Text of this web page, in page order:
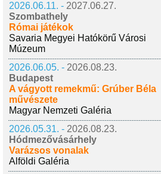
2026.06.11. - 2027.06.27.
Szombathely
Római játékok
Savaria Megyei Hatókörű Városi
Múzeum
2026.06.05. - 2026.08.23.
Budapest
A vágyott remekmű: Grúber Béla
művészete
Magyar Nemzeti Galéria
2026.05.31. - 2026.08.23.
Hódmezővásárhely
Varázsos vonalak
Alföldi Galéria